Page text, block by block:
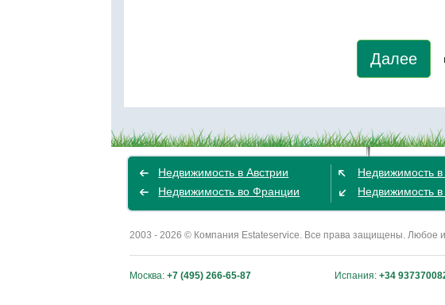
Далее
Недвижимость в Австрии
Недвижимость во Франции
Недвижимость
Недвижимость в
2003 - 2026 © Компания Estateservice. Все права защищены. Любое
Москва: +7 (495) 266-65-87 Испания: +34